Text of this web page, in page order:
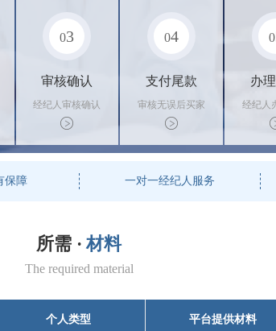
03
审核确认
经纪人审核确认
商标状态
04
支付尾款
审核无误后买家
支付尾款，卖家
办理相关手续
0
办
经纪人
转让手
相
保障 一对一经纪人服务
所需 · 材料
The required material
个人类型 平台提供材料